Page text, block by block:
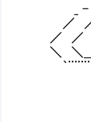
_ - _ ─
／ ／ ﾉ
／ ／ 人
＼ ＼＿＿,
｀
/ .<＿
rﾍ / >
廴／⌒＼